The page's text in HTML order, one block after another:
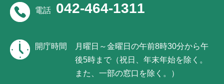
電話 042-464-1311
開庁時間
月曜日～金曜日の午前8時30分から午
後5時まで（祝日、年末年始を除く。
また、一部の窓口を除く。）